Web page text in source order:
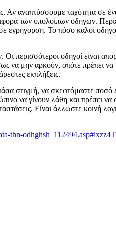
Αν αναπτύσσουμε ταχύτητα σε
των υπολοίπων οδηγών.
εγρήγορση. Το πόσο καλοί
περισσότεροι οδηγοί είναι
να μην αρκούν, οπότε πρέπει να
εκπλήξεις.
στιγμή, να σκεφτόμαστε ποσό
να γίνουν λάθη και πρέπει
Είναι άλλωστε κοινή
thn-